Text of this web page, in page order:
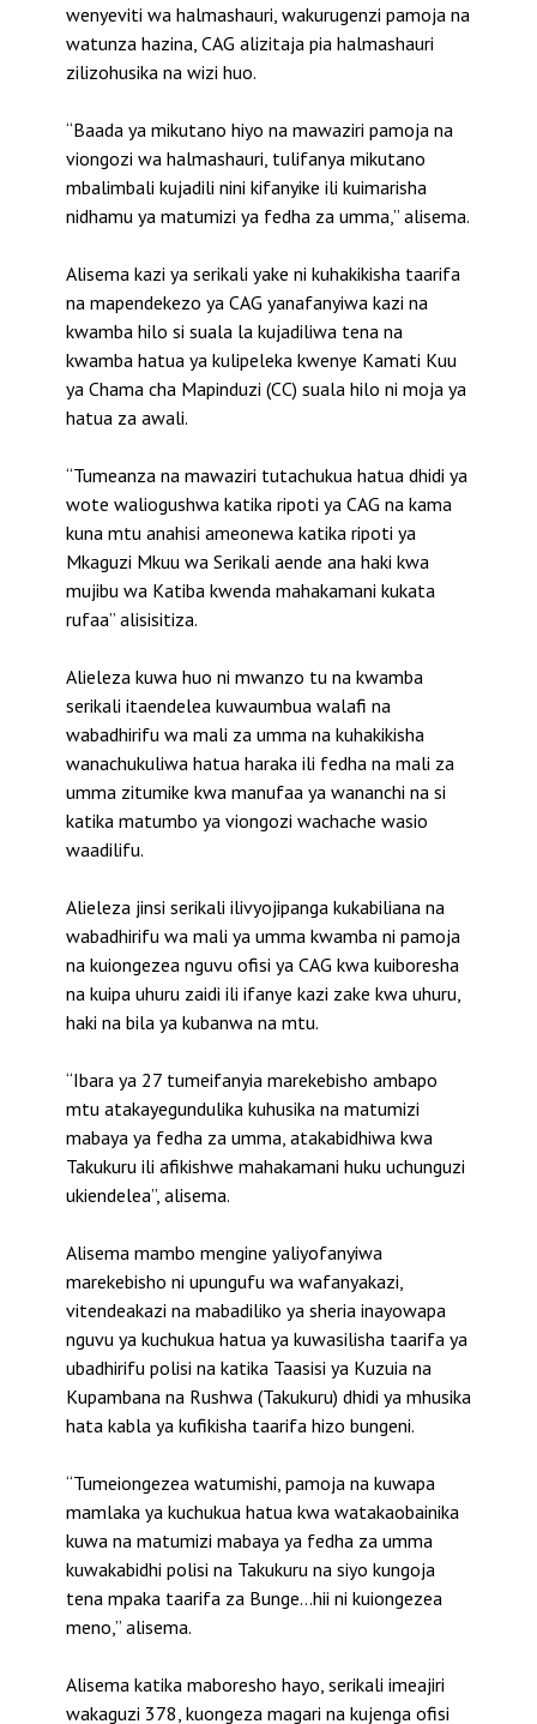
wenyeviti wa halmashauri, wakurugenzi pamoja na
watunza hazina, CAG alizitaja pia halmashauri
zilizohusika na wizi huo.
“Baada ya mikutano hiyo na mawaziri pamoja na
viongozi wa halmashauri, tulifanya mikutano
mbalimbali kujadili nini kifanyike ili kuimarisha
nidhamu ya matumizi ya fedha za umma,” alisema.
Alisema kazi ya serikali yake ni kuhakikisha taarifa
na mapendekezo ya CAG yanafanyiwa kazi na
kwamba hilo si suala la kujadiliwa tena na
kwamba hatua ya kulipeleka kwenye Kamati Kuu
ya Chama cha Mapinduzi (CC) suala hilo ni moja ya
hatua za awali.
“Tumeanza na mawaziri tutachukua hatua dhidi ya
wote waliogushwa katika ripoti ya CAG na kama
kuna mtu anahisi ameonewa katika ripoti ya
Mkaguzi Mkuu wa Serikali aende ana haki kwa
mujibu wa Katiba kwenda mahakamani kukata
rufaa” alisisitiza.
Alieleza kuwa huo ni mwanzo tu na kwamba
serikali itaendelea kuwaumbua walafi na
wabadhirifu wa mali za umma na kuhakikisha
wanachukuliwa hatua haraka ili fedha na mali za
umma zitumike kwa manufaa ya wananchi na si
katika matumbo ya viongozi wachache wasio
waadilifu.
Alieleza jinsi serikali ilivyojipanga kukabiliana na
wabadhirifu wa mali ya umma kwamba ni pamoja
na kuiongezea nguvu ofisi ya CAG kwa kuiboresha
na kuipa uhuru zaidi ili ifanye kazi zake kwa uhuru,
haki na bila ya kubanwa na mtu.
“Ibara ya 27 tumeifanyia marekebisho ambapo
mtu atakayegundulika kuhusika na matumizi
mabaya ya fedha za umma, atakabidhiwa kwa
Takukuru ili afikishwe mahakamani huku uchunguzi
ukiendelea”, alisema.
Alisema mambo mengine yaliyofanyiwa
marekebisho ni upungufu wa wafanyakazi,
vitendeakazi na mabadiliko ya sheria inayowapa
nguvu ya kuchukua hatua ya kuwasilisha taarifa ya
ubadhirifu polisi na katika Taasisi ya Kuzuia na
Kupambana na Rushwa (Takukuru) dhidi ya mhusika
hata kabla ya kufikisha taarifa hizo bungeni.
“Tumeiongezea watumishi, pamoja na kuwapa
mamlaka ya kuchukua hatua kwa watakaobainika
kuwa na matumizi mabaya ya fedha za umma
kuwakabidhi polisi na Takukuru na siyo kungoja
tena mpaka taarifa za Bunge…hii ni kuiongezea
meno,” alisema.
Alisema katika maboresho hayo, serikali imeajiri
wakaguzi 378, kuongeza magari na kujenga ofisi